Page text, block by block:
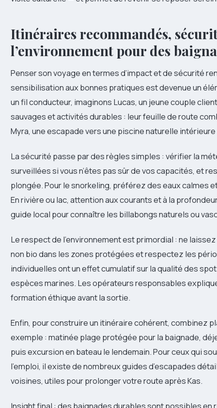
Itinéraires recommandés,
l’environnement pour des
Penser son voyage en termes d’impact et de sécurité
sensibilisation aux bonnes pratiques est devenue un
un fil conducteur, imaginons Lucas, un jeune couple
sauvages et activités durables : leur feuille de route
Myra, une escapade vers une piscine naturelle
La sécurité passe par des règles simples : vérifier la
surveillées si vous n’êtes pas sûr de vos capacités, et
plongée. Pour le snorkeling, préférez des eaux calmes
En rivière ou lac, attention aux courants et à la
guide local pour connaître les billabongs naturels ou
Le respect de l’environnement est primordial : ne
non bio dans les zones protégées et respectez les
individuelles ont un effet cumulatif sur la qualité des
espèces marines. Les opérateurs responsables
formation éthique avant la sortie.
Enfin, pour construire un itinéraire cohérent, combinez
exemple : matinée plage protégée pour la baignade,
puis excursion en bateau le lendemain. Pour ceux qui
l’emploi, il existe de nombreux guides d’escapades
voisines, utiles pour prolonger votre route après Kas.
Insight final : des baignades durables sont possibles